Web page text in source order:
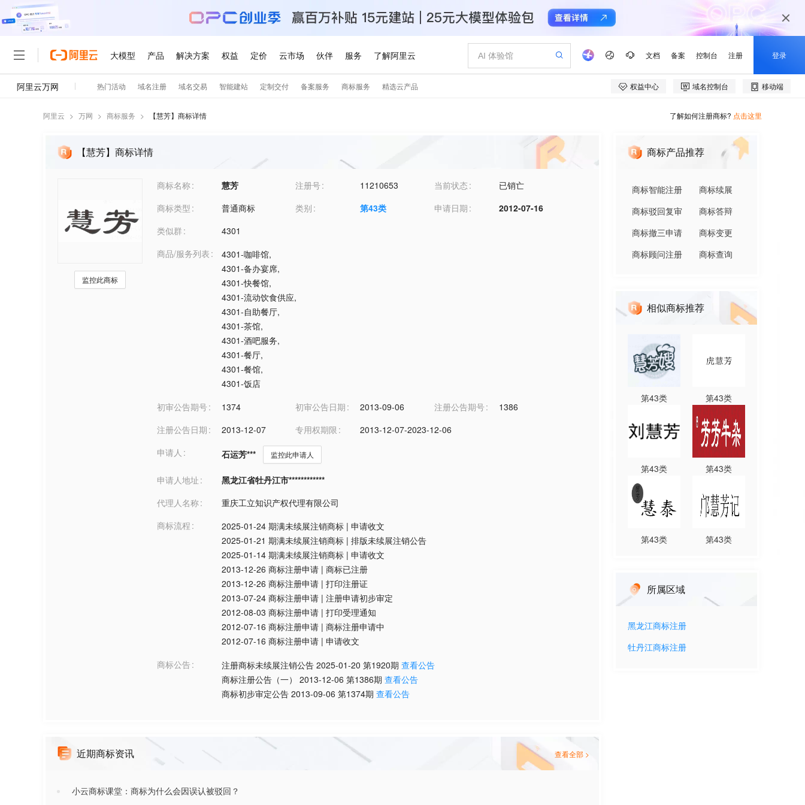
阿里云 > 万网 > 商标服务 > 【慧芳】商标详情 了解如何注册商标? 点击这里
【慧芳】商标详情
监控此商标
商标名称 慧芳 注册号 11210653 当前状态
已销亡
商标类型
普通商标 类别 第43类 申请日期
2012-07-16
类似群
4301
商品/服务列表
4301-咖啡馆,
4301-备办宴席,
4301-快餐馆,
4301-流动饮食供应,
4301-自助餐厅,
4301-茶馆,
4301-酒吧服务,
4301-餐厅,
4301-餐馆,
4301-饭店
初审公告期号
1374 初审公告日期 2013-09-06 注册公告期号
1386
注册公告日期
2013-12-07 专用权期限
2013-12-07-2023-12-06
申请人
石运芳*** 监控此申请人
申请人地址
黑龙江省牡丹江市************
代理人名称
重庆工立知识产权代理有限公司
商标流程
2025-01-24 期满未续展注销商标 | 申请收文
2025-01-21 期满未续展注销商标 | 排版未续展注销公告
2025-01-14 期满未续展注销商标 | 申请收文
2013-12-26 商标注册申请 | 商标已注册
2013-12-26 商标注册申请 | 打印注册证
2013-07-24 商标注册申请 | 注册申请初步审定
2012-08-03 商标注册申请 | 打印受理通知
2012-07-16 商标注册申请 | 商标注册申请中
2012-07-16 商标注册申请 | 申请收文
商标公告
注册商标未续展注销公告 2025-01-20 第1920期 查看公告
商标注册公告（一）
2013-12-06 第1386期 查看公告
商标初步审定公告 2013-09-06 第1374期 查看公告
近期商标资讯 查看全部 >
小云商标课堂：商标为什么会因误认被驳回？
商标产品推荐
商标智能注册
商标续展
商标驳回复审
商标答辩
商标撤三申请
商标变更
商标顾问注册
商标查询
相似商标推荐
第43类 第43类
第43类 第43类
第43类 第43类
所属区域
黑龙江商标注册
牡丹江商标注册